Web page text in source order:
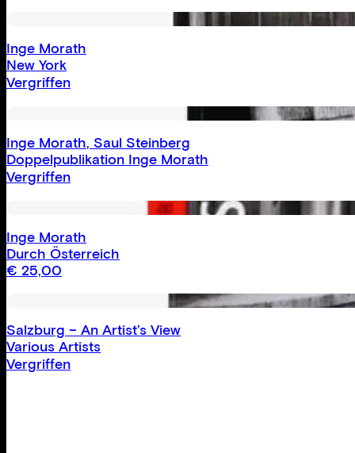
Inge Morath
New York
Vergriffen
Inge Morath, Saul Steinberg
Doppelpublikation Inge Morath
Vergriffen
Inge Morath
Durch Österreich
€ 25,00
Salzburg – An Artist’s View
Various Artists
Vergriffen